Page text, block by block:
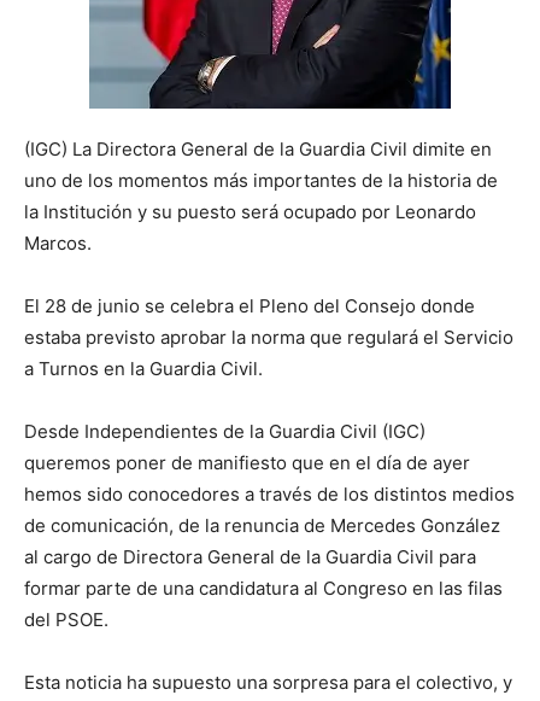
(IGC) La Directora General de la Guardia Civil dimite en
uno de los momentos más importantes de la historia de
la Institución y su puesto será ocupado por Leonardo
Marcos.
El 28 de junio se celebra el Pleno del Consejo donde
estaba previsto aprobar la norma que regulará el Servicio
a Turnos en la Guardia Civil.
Desde Independientes de la Guardia Civil (IGC)
queremos poner de manifiesto que en el día de ayer
hemos sido conocedores a través de los distintos medios
de comunicación, de la renuncia de Mercedes González
al cargo de Directora General de la Guardia Civil para
formar parte de una candidatura al Congreso en las filas
del PSOE.
Esta noticia ha supuesto una sorpresa para el colectivo, y